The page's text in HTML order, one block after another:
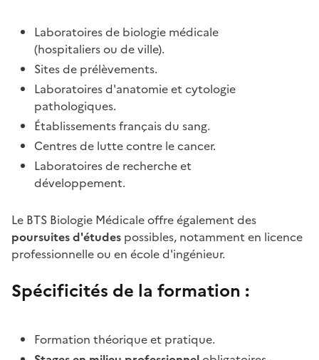
Laboratoires de biologie médicale
(hospitaliers ou de ville).
Sites de prélèvements.
Laboratoires d'anatomie et cytologie
pathologiques.
Établissements français du sang.
Centres de lutte contre le cancer.
Laboratoires de recherche et
développement.
Le BTS Biologie Médicale offre également des
poursuites d'études possibles, notamment en licence
professionnelle ou en école d'ingénieur.
Spécificités de la formation :
Formation théorique et pratique.